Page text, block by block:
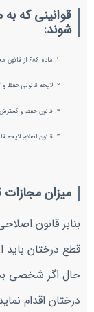
قوانینی که
شوند:
ماده 686 از قانون مجازات اسلامی.
لایحه قانونی حفظ و
قانون حفظ و گسترش
قانون اصلاح لایحه
میزان
بنابر قانون
قطع درختان
حال اگر شخصی
درختان اقدام